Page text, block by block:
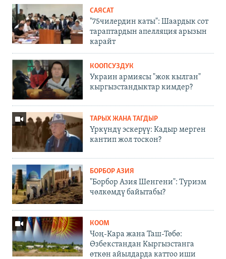
САЯСАТ
"75чилердин каты": Шаардык сот
тараптардын апелляция арызын
карайт
КООПСУЗДУК
Украин армиясы "жок кылган"
кыргызстандыктар кимдер?
ТАРЫХ ЖАНА ТАГДЫР
Үркүндү эскерүү: Кадыр мерген
кантип жол тоскон?
БОРБОР АЗИЯ
"Борбор Азия Шенгени": Туризм
чөлкөмдү байытабы?
КООМ
Чоң-Кара жана Таш-Төбө:
Өзбекстандан Кыргызстанга
өткөн айылдарда каттоо иши